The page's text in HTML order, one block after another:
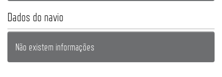
Dados do navio
Não existem informações